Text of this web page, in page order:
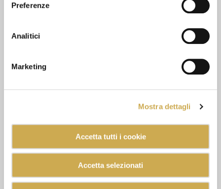
Preferenze
Analitici
Marketing
Mostra dettagli
Accetta tutti i cookie
Accetta selezionati